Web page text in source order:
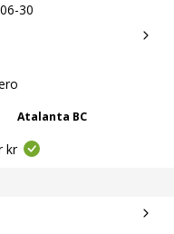
30
Atalanta BC
kr